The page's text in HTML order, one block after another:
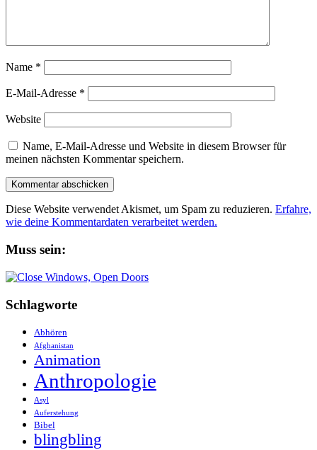
Name *
E-Mail-Adresse *
Website
Name, E-Mail-Adresse und Website in diesem Browser für
meinen nächsten Kommentar speichern.
Diese Website verwendet Akismet, um Spam zu reduzieren. Erfahre,
wie deine Kommentardaten verarbeitet werden.
Muss sein:
Schlagworte
Abhören
Afghanistan
Animation
Anthropologie
Asyl
Auferstehung
Bibel
blingbling